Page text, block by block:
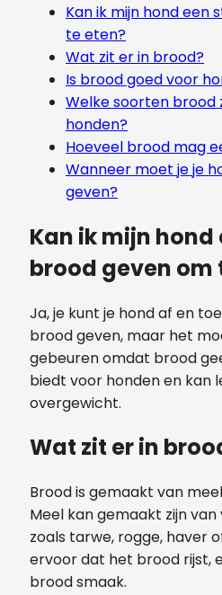
Kan ik mijn hond een
te eten?
Wat zit er in brood?
Is brood goed voor
Welke soorten brood
honden?
Hoeveel brood mag
Wanneer moet je je
geven?
Kan ik mijn hond
brood geven om
Ja, je kunt je hond af en
brood geven, maar het
gebeuren omdat brood
biedt voor honden en kan
overgewicht.
Wat zit er in
Brood is gemaakt van
Meel kan gemaakt zijn
zoals tarwe, rogge, haver
ervoor dat het brood rijst,
brood smaak.